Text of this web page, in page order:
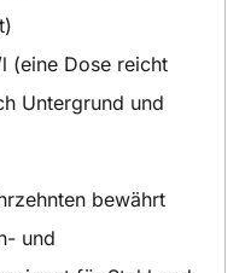
(eine Dose reicht
Untergrund und
bewährt
und